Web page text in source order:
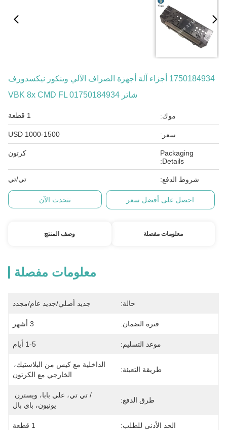
1750184934 أجزاء آلة أجهزة الصراف الآلي وينكور نيكسدورف
شاتر VBK 8x CMD FL 01750184934
موك: 1 قطعة
سعر: USD 1000-1500
Packaging
Details:
كرتون
شروط الدفع: تي/تي
احصل على أفضل سعر نتحدث الآن
معلومات مفصلة وصف المنتج
معلومات مفصلة
حالة: جديد أصلي/جديد عام/مجدد
فترة الضمان: 3 أشهر
موعد التسليم: 1-5 أيام
طريقة التعبئة:
الخارجي مع الكرتون
طرق الدفع:
يونيون، باي بال
الحد الأدنى للطلب: 1 قطعة